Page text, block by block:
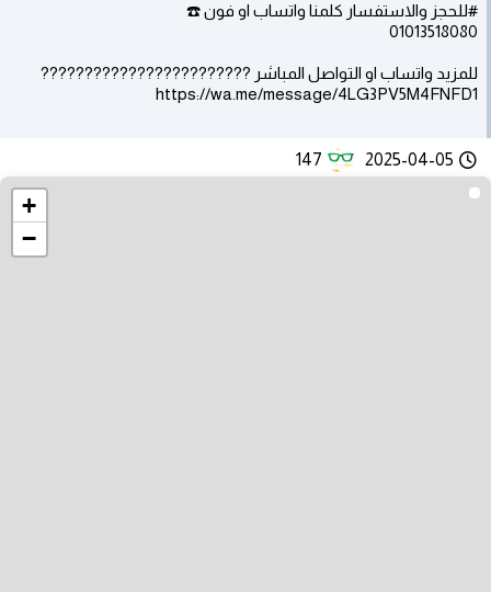
#للحجز والاستفسار كلمنا واتساب او فون ☎️
01013518080
للمزيد واتساب او التواصل المباشر ????????????????????????
https://wa.me/message/4LG3PV5M4FNFD1
2025-04-05
147
+
−